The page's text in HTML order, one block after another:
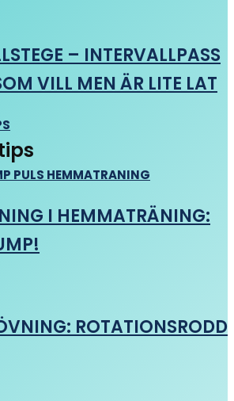
– INTERVALLPASS
VILL MEN ÄR LITE LAT
I HEMMATRÄNING:
ROTATIONSRODD